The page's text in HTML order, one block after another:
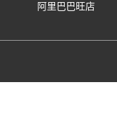
阿里巴巴旺店